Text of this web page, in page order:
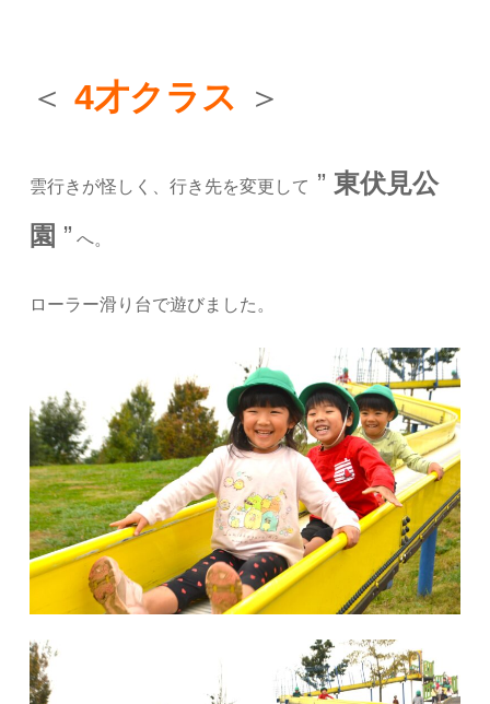
＜4才クラス ＞
雲行きが怪しく、行き先を変更して ” 東伏見公
園 ” へ。
ローラー滑り台で遊びました。